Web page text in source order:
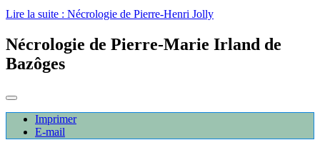
Lire la suite : Nécrologie de Pierre-Henri Jolly
Nécrologie de Pierre-Marie Irland de
Bazôges
Imprimer
E-mail